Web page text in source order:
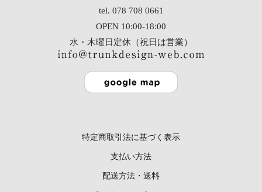
tel. 078 708 0661
OPEN 10:00-18:00
水・木曜日定休（祝日は営業）
特定商取引法に基づく表示
支払い方法
配送方法・送料